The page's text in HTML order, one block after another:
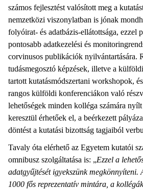
számos fejlesztést valósított meg a
nemzetközi viszonylatban is jónak
folyóirat- és adatbázis-ellátottsága, ezzel
pontosabb adatkezelési és
corvinusos publikációk nyilvántartására.
tudásmegosztó képzések, illetve a
tartott kutatásmódszertani workshopok,
rangos külföldi konferenciákon való
lehetőségek minden kolléga számára
keresztül érhetőek el, a beérkezett
döntést a kutatási bizottság tagjaiból
Tavaly óta elérhető az Egyetem kutatói
omnibusz szolgáltatása is: „Ezzel a
adatgyűjtését igyekszünk megkönnyíteni.
1000 fős reprezentatív mintára, a